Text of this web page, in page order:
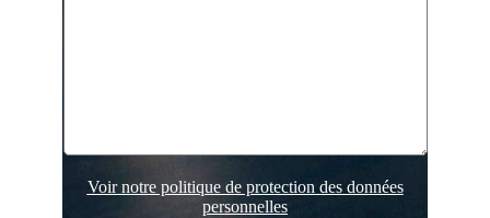
Voir notre politique de protection des données
personnelles